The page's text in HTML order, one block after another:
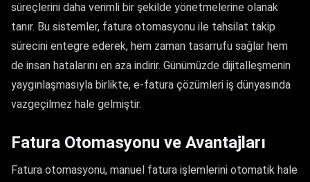
süreçlerini daha verimli bir şekilde yönetmelerine olanak
tanır. Bu sistemler, fatura otomasyonu ile tahsilat takip
sürecini entegre ederek, hem zaman tasarrufu sağlar hem
de insan hatalarını en aza indirir. Günümüzde dijitalleşmenin
yaygınlaşmasıyla birlikte, e-fatura çözümleri iş dünyasında
vazgeçilmez hale gelmiştir.
Fatura Otomasyonu ve Avantajları
Fatura otomasyonu, manuel fatura işlemlerini otomatik hale